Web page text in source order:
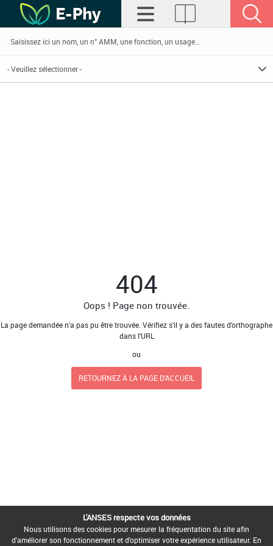
404
Oops ! Page non trouvée.
La page demandée n'a pas pu être trouvée. Vérifiez s'il y a des fautes d'orthographe
dans l'URL
ou
RETOURNEZ À LA PAGE D'ACCUEIL
L'ANSES respecte vos données
Nous utilisons des cookies pour mesurer la fréquentation du site afin
d'améliorer son fonctionnement et d'optimiser votre expérience utilisateur. En